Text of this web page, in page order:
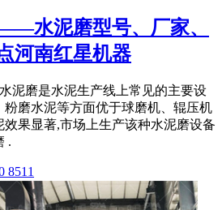
水泥磨型号、厂家、
河南红星机器
泥磨是水泥生产线上常见的主要设
粉磨水泥等方面优于球磨机、辊压机
效果显著,市场上生产该种水泥磨设备
.
8511